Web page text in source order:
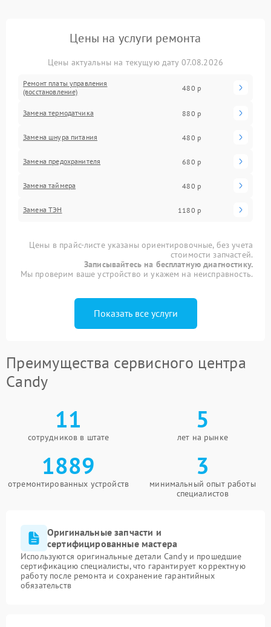
Цены на услуги ремонта
Цены актуальны на текущую дату 07.08.2026
Ремонт платы управления
(восстановление)
480 р
Замена термодатчика 880 р
Замена шнура питания 480 р
Замена предохранителя 680 р
Замена таймера 480 р
Замена ТЭН 1180 р
Цены в прайс-листе указаны ориентировочные, без учета
стоимости запчастей.
Записывайтесь на бесплатную диагностику.
Мы проверим ваше устройство и укажем на неисправность.
Показать все услуги
Преимущества сервисного центра
Candy
11
сотрудников в штате
5
лет на рынке
1889
отремонтированных устройств
3
минимальный опыт работы
специалистов
Оригинальные запчасти и
сертифицированные мастера
Используются оригинальные детали Candy и прошедшие
сертификацию специалисты, что гарантирует корректную
работу после ремонта и сохранение гарантийных
обязательств